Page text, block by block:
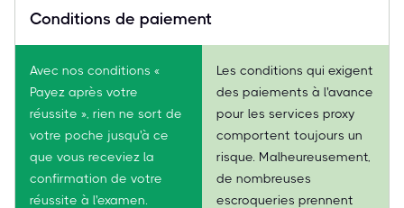
Conditions de paiement
Avec nos conditions «
Payez après votre
réussite », rien ne sort de
votre poche jusqu'à ce
que vous receviez la
confirmation de votre
réussite à l'examen.
Les conditions qui exigent
des paiements à l'avance
pour les services proxy
comportent toujours un
risque. Malheureusement,
de nombreuses
escroqueries prennent